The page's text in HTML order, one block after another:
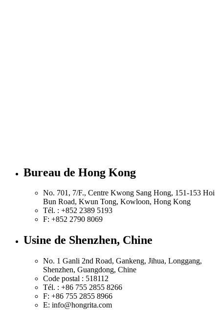
Bureau de Hong Kong
No. 701, 7/F., Centre Kwong Sang Hong, 151-153 Hoi
Bun Road, Kwun Tong, Kowloon, Hong Kong
Tél. : +852 2389 5193
F: +852 2790 8069
Usine de Shenzhen, Chine
No. 1 Ganli 2nd Road, Gankeng, Jihua, Longgang,
Shenzhen, Guangdong, Chine
Code postal : 518112
Tél. : +86 755 2855 8266
F: +86 755 2855 8966
E: info@hongrita.com